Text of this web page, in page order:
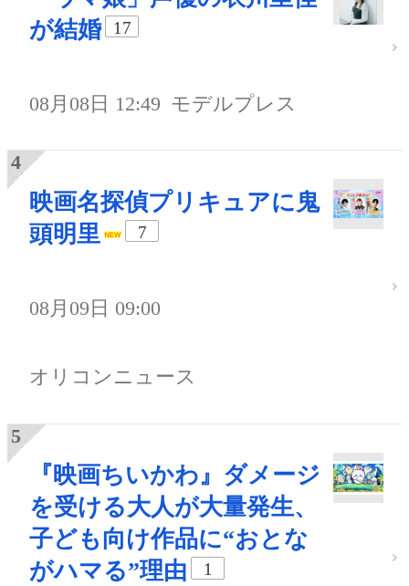
が結婚
17
08月08日 12:49 モデルプレス
映画名探偵プリキュアに鬼
頭明里
7
08月09日 09:00
オリコンニュース
『映画ちいかわ』ダメージ
を受ける大人が大量発生、
子ども向け作品に“おとな
がハマる”理由
1